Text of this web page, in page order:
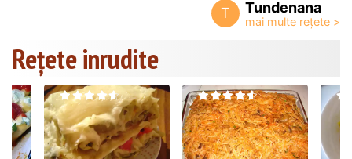
T Tundenana
Rețete inrudite